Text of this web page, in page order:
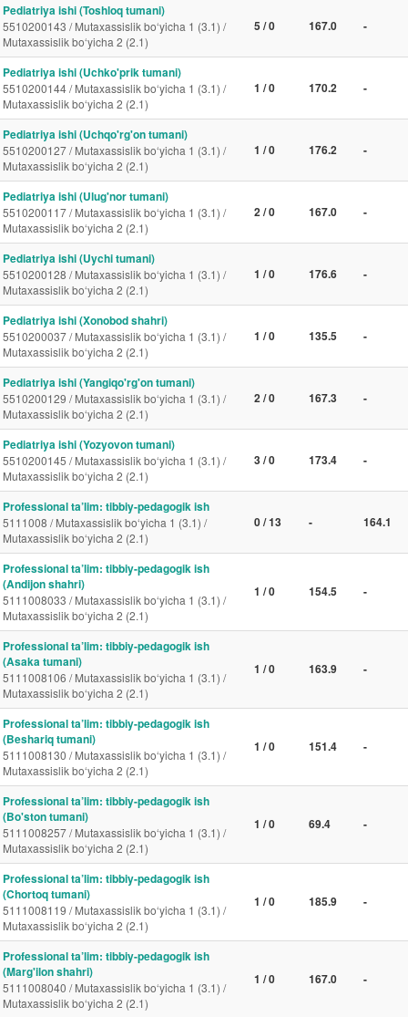
Pediatriya ishi (Toshloq tumani)
5510200143 / Mutaxassislik bo‘yicha 1 (3.1) /
Mutaxassislik bo‘yicha 2 (2.1)
5 / 0 167.0 -
Pediatriya ishi (Uchko'prik tumani)
5510200144 / Mutaxassislik bo‘yicha 1 (3.1) /
Mutaxassislik bo‘yicha 2 (2.1)
1 / 0 170.2 -
Pediatriya ishi (Uchqo'rg'on tumani)
5510200127 / Mutaxassislik bo‘yicha 1 (3.1) /
Mutaxassislik bo‘yicha 2 (2.1)
1 / 0 176.2 -
Pediatriya ishi (Ulug'nor tumani)
5510200117 / Mutaxassislik bo‘yicha 1 (3.1) /
Mutaxassislik bo‘yicha 2 (2.1)
2 / 0 167.0 -
Pediatriya ishi (Uychi tumani)
5510200128 / Mutaxassislik bo‘yicha 1 (3.1) /
Mutaxassislik bo‘yicha 2 (2.1)
1 / 0 176.6 -
Pediatriya ishi (Xonobod shahri)
5510200037 / Mutaxassislik bo‘yicha 1 (3.1) /
Mutaxassislik bo‘yicha 2 (2.1)
1 / 0 135.5 -
Pediatriya ishi (Yangiqo'rg'on tumani)
5510200129 / Mutaxassislik bo‘yicha 1 (3.1) /
Mutaxassislik bo‘yicha 2 (2.1)
2 / 0 167.3 -
Pediatriya ishi (Yozyovon tumani)
5510200145 / Mutaxassislik bo‘yicha 1 (3.1) /
Mutaxassislik bo‘yicha 2 (2.1)
3 / 0 173.4 -
Professional ta’lim: tibbiy-pedagogik ish
5111008 / Mutaxassislik bo‘yicha 1 (3.1) /
Mutaxassislik bo‘yicha 2 (2.1)
0 / 13 - 164.1
Professional ta’lim: tibbiy-pedagogik ish
(Andijon shahri)
5111008033 / Mutaxassislik bo‘yicha 1 (3.1) /
Mutaxassislik bo‘yicha 2 (2.1)
1 / 0 154.5 -
Professional ta’lim: tibbiy-pedagogik ish
(Asaka tumani)
5111008106 / Mutaxassislik bo‘yicha 1 (3.1) /
Mutaxassislik bo‘yicha 2 (2.1)
1 / 0 163.9 -
Professional ta’lim: tibbiy-pedagogik ish
(Beshariq tumani)
5111008130 / Mutaxassislik bo‘yicha 1 (3.1) /
Mutaxassislik bo‘yicha 2 (2.1)
1 / 0 151.4 -
Professional ta’lim: tibbiy-pedagogik ish
(Bo'ston tumani)
5111008257 / Mutaxassislik bo‘yicha 1 (3.1) /
Mutaxassislik bo‘yicha 2 (2.1)
1 / 0 69.4 -
Professional ta’lim: tibbiy-pedagogik ish
(Chortoq tumani)
5111008119 / Mutaxassislik bo‘yicha 1 (3.1) /
Mutaxassislik bo‘yicha 2 (2.1)
1 / 0 185.9 -
Professional ta’lim: tibbiy-pedagogik ish
(Marg'ilon shahri)
5111008040 / Mutaxassislik bo‘yicha 1 (3.1) /
Mutaxassislik bo‘yicha 2 (2.1)
1 / 0 167.0 -